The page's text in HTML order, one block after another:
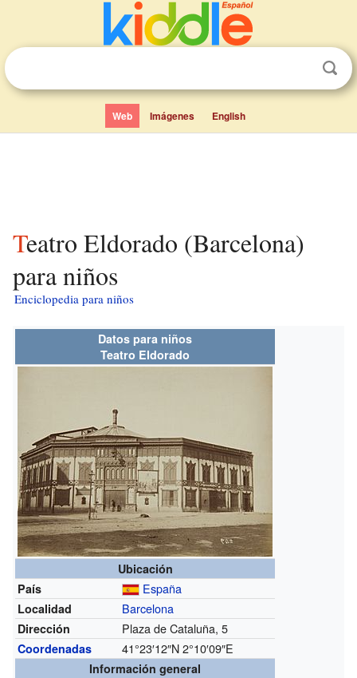
Web Imágenes English
Teatro Eldorado (Barcelona)
para niños
Enciclopedia para niños
Datos para niños
Teatro Eldorado
Ubicación
País
España
Localidad Barcelona
Dirección Plaza de Cataluña, 5
Coordenadas 41°23′12″N2°10′09″E
Información general